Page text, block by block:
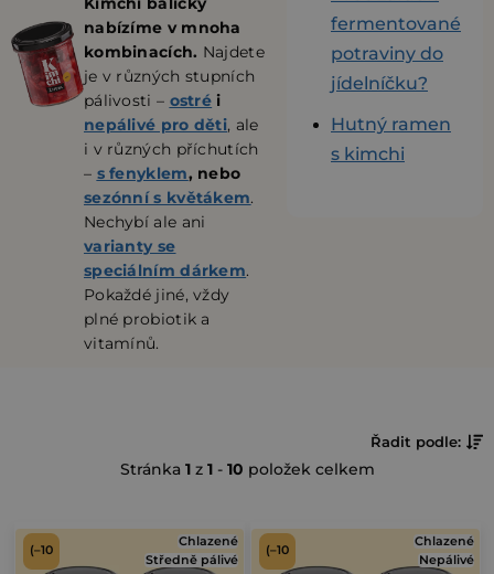
nabízíme v mnoha
kombinacích. Najdete
je v různých stupních
pálivosti – ostré i
nepálivé pro děti, ale
i v různých příchutích
– s fenyklem, nebo
sezónní s květákem.
Nechybí ale ani
varianty se
speciálním dárkem.
Pokaždé jiné, vždy
plné probiotik a
vitamínů.
fermentované
potraviny do
jídelníčku?
Hutný ramen
s kimchi
Stránka 1z 1- 10 položek celkem
Ř
a
Řadit podle:
V
Chlazené
Středně pálivé
(–10
Chlazené
Nepálivé
(–10